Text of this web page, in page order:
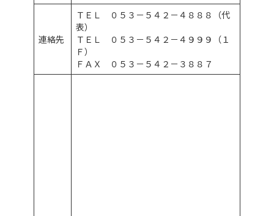
連絡先
ＴＥＬ ０５３－５４２－４８８８（代
表）
ＴＥＬ ０５３－５４２－４９９９（１
Ｆ）
ＦＡＸ ０５３－５４２－３８８７